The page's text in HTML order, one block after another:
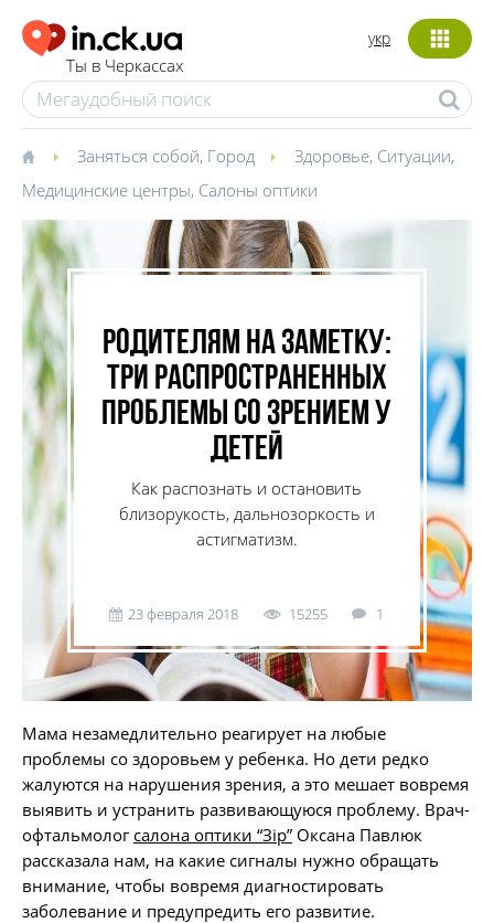
Ты в Черкассах
укр
Заняться собой, Город Здоровье, Ситуации,
Медицинские центры, Салоны оптики
Родителям на заметку:
три распространенных
проблемы со зрением у
детей
Как распознать и остановить
близорукость, дальнозоркость и
астигматизм.
23 февраля 2018 15255 1
Мама незамедлительно реагирует на любые
проблемы со здоровьем у ребенка. Но дети редко
жалуются на нарушения зрения, а это мешает вовремя
выявить и устранить развивающуюся проблему. Врач-
офтальмолог салона оптики “Зір” Оксана Павлюк
рассказала нам, на какие сигналы нужно обращать
внимание, чтобы вовремя диагностировать
заболевание и предупредить его развитие.